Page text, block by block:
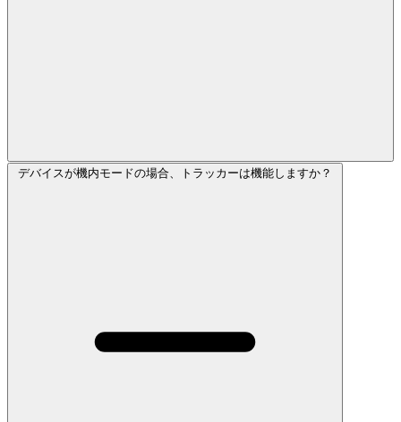
デバイスが機内モードの場合、トラッカーは機能しますか？